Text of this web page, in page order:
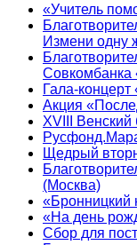
«Учитель
Измени одну
Совкомбанка
Гала-
Акция
XVIII
Щедрый
(Москва)
«Бронницкий
«На день
Сбор для